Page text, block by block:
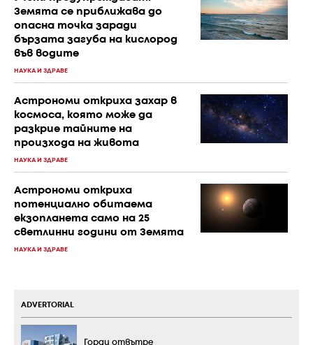
Земята се приближава до
опасна точка заради
бързата загуба на кислород
във водите
НАУКА И ЗДРАВЕ
Астрономи откриха захар в
космоса, която може да
разкрие тайните на
произхода на живота
НАУКА И ЗДРАВЕ
Астрономи откриха
потенциално обитаема
екзопланета само на 25
светлинни години от Земята
НАУКА И ЗДРАВЕ
ADVERTORIAL
Горди отвътре